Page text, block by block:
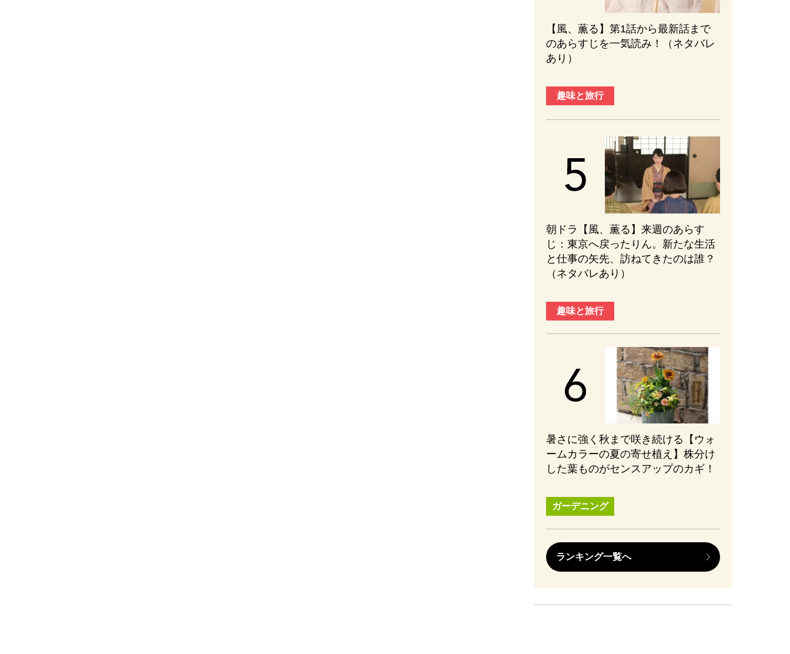
【風、薫る】第1話から最新話まで
のあらすじを一気読み！（ネタバレ
あり）
趣味と旅行
朝ドラ【風、薫る】来週のあらす
じ：東京へ戻ったりん。新たな生活
と仕事の矢先、訪ねてきたのは誰？
（ネタバレあり）
趣味と旅行
暑さに強く秋まで咲き続ける【ウォ
ームカラーの夏の寄せ植え】株分け
した葉ものがセンスアップのカギ！
ガーデニング
ランキング一覧へ